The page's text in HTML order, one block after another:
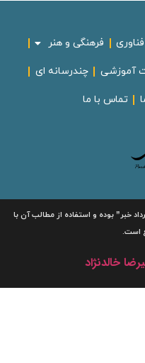
فرهنگی و هنر
چندرسانه ای
تماس با ما
بوده و استفاده از مطالب آن با
خالدنژاد